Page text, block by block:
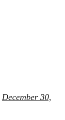
December 30,